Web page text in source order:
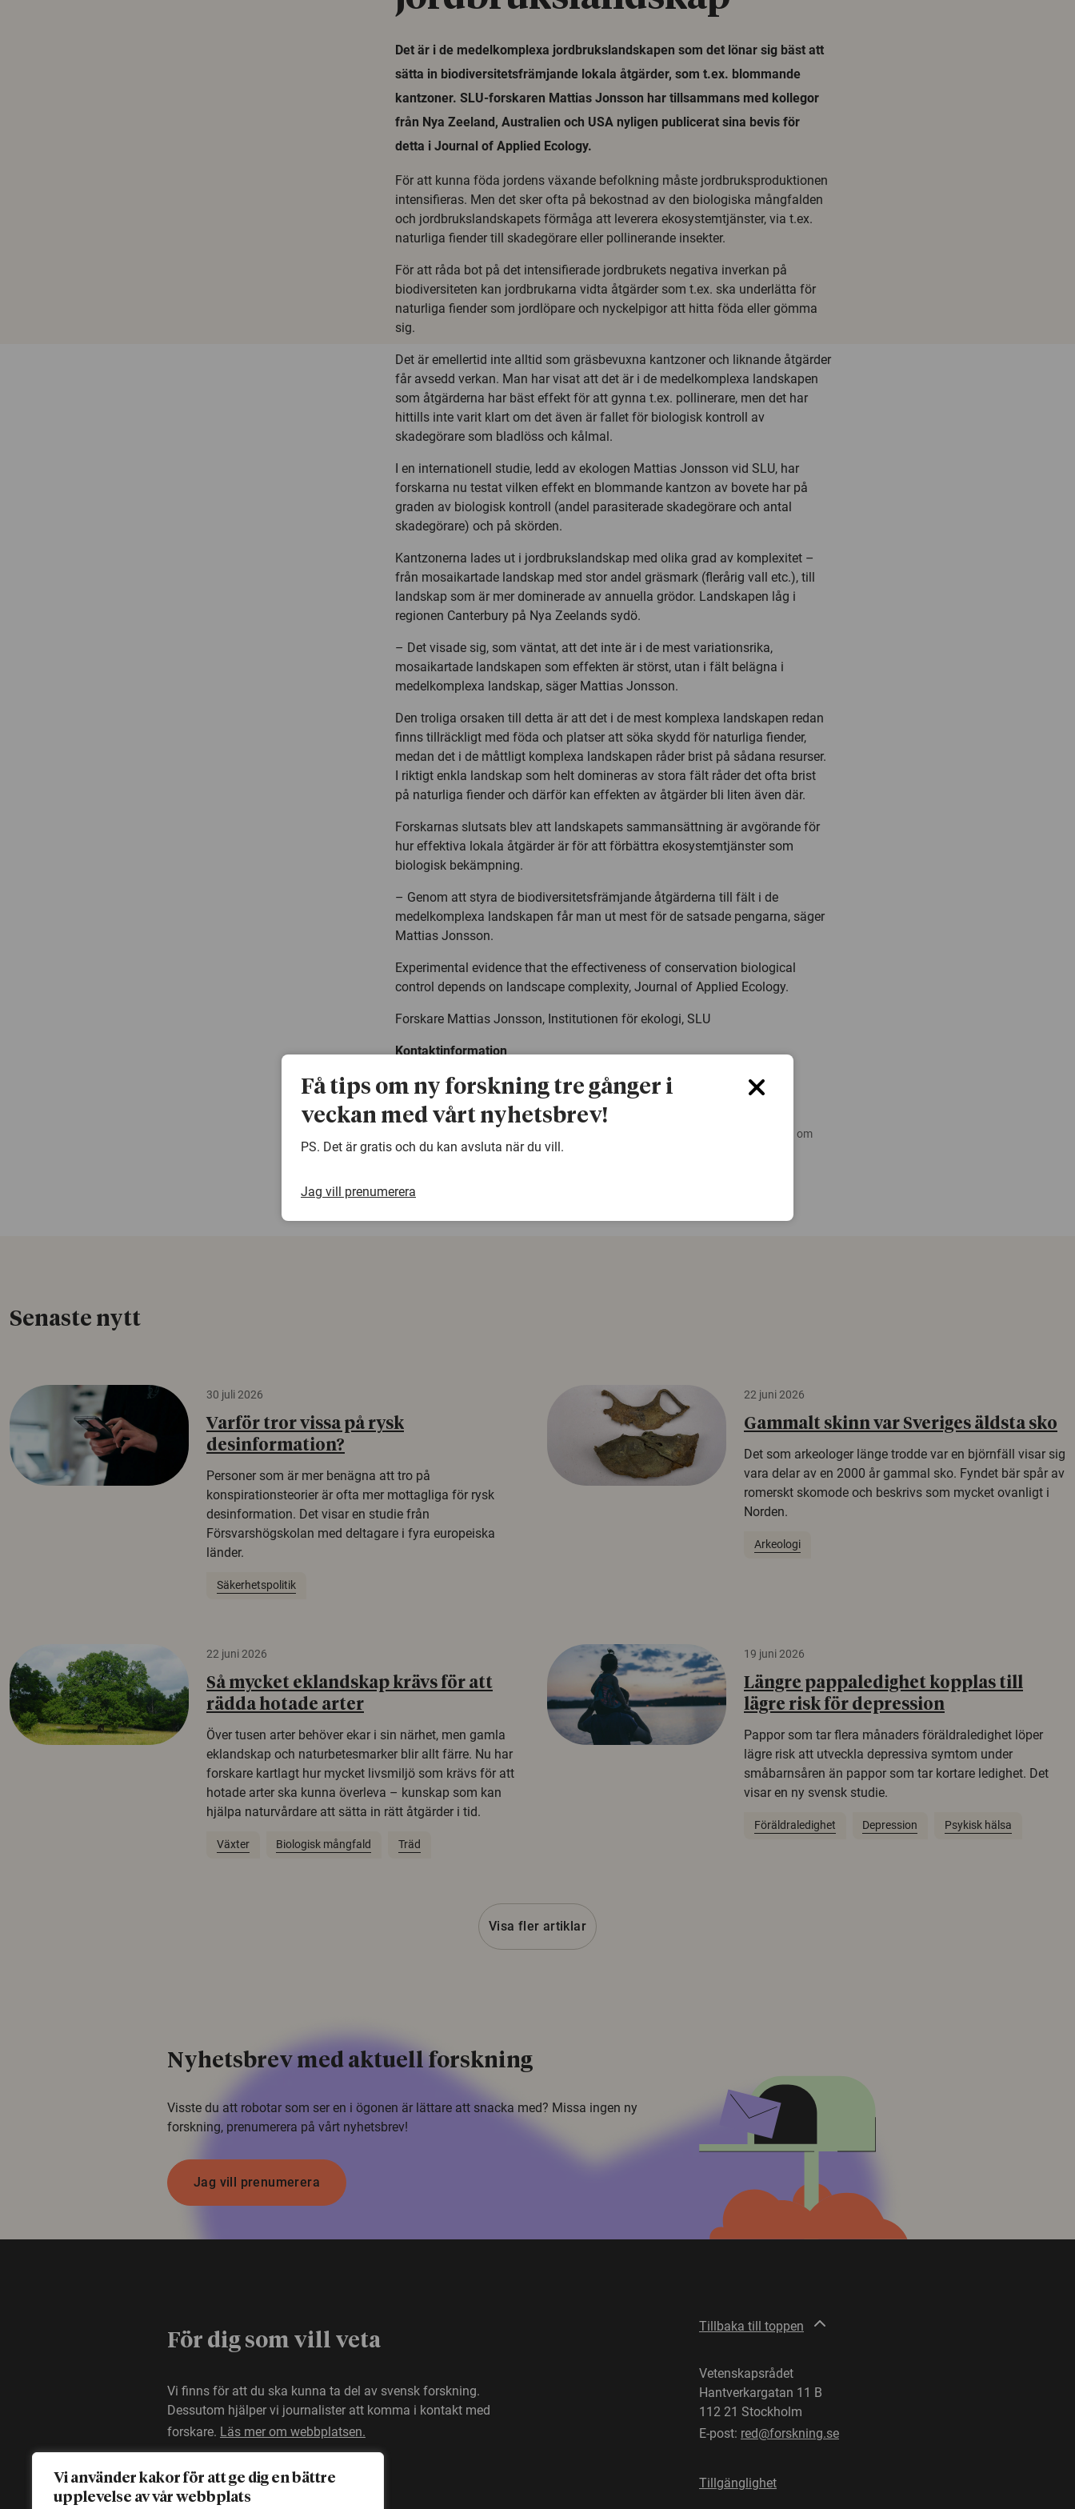
Vi använder kakor för att ge dig en bättre
upplevelse av vår webbplats
Det är i de medelkomplexa jordbrukslandskapen som det lönar sig bäst att
sätta in biodiversitetsfrämjande lokala åtgärder, som t.ex. blommande
kantzoner. SLU-forskaren Mattias Jonsson har tillsammans med kollegor
från Nya Zeeland, Australien och USA nyligen publicerat sina bevis för
detta i Journal of Applied Ecology.
För att kunna föda jordens växande befolkning måste jordbruksproduktionen
intensifieras. Men det sker ofta på bekostnad av den biologiska mångfalden
och jordbrukslandskapets förmåga att leverera ekosystemtjänster, via t.ex.
naturliga fiender till skadegörare eller pollinerande insekter.
För att råda bot på det intensifierade jordbrukets negativa inverkan på
biodiversiteten kan jordbrukarna vidta åtgärder som t.ex. ska underlätta för
naturliga fiender som jordlöpare och nyckelpigor att hitta föda eller gömma
sig.
Det är emellertid inte alltid som gräsbevuxna kantzoner och liknande åtgärder
får avsedd verkan. Man har visat att det är i de medelkomplexa landskapen
som åtgärderna har bäst effekt för att gynna t.ex. pollinerare, men det har
hittills inte varit klart om det även är fallet för biologisk kontroll av
skadegörare som bladlöss och kålmal.
I en internationell studie, ledd av ekologen Mattias Jonsson vid SLU, har
forskarna nu testat vilken effekt en blommande kantzon av bovete har på
graden av biologisk kontroll (andel parasiterade skadegörare och antal
skadegörare) och på skörden.
Kantzonerna lades ut i jordbrukslandskap med olika grad av komplexitet –
från mosaikartade landskap med stor andel gräsmark (flerårig vall etc.), till
landskap som är mer dominerade av annuella grödor. Landskapen låg i
regionen Canterbury på Nya Zeelands sydö.
– Det visade sig, som väntat, att det inte är i de mest variationsrika,
mosaikartade landskapen som effekten är störst, utan i fält belägna i
medelkomplexa landskap, säger Mattias Jonsson.
Den troliga orsaken till detta är att det i de mest komplexa landskapen redan
finns tillräckligt med föda och platser att söka skydd för naturliga fiender,
medan det i de måttligt komplexa landskapen råder brist på sådana resurser.
I riktigt enkla landskap som helt domineras av stora fält råder det ofta brist
på naturliga fiender och därför kan effekten av åtgärder bli liten även där.
Forskarnas slutsats blev att landskapets sammansättning är avgörande för
hur effektiva lokala åtgärder är för att förbättra ekosystemtjänster som
biologisk bekämpning.
– Genom att styra de biodiversitetsfrämjande åtgärderna till fält i de
medelkomplexa landskapen får man ut mest för de satsade pengarna, säger
Mattias Jonsson.
Experimental evidence that the effectiveness of conservation biological
control depends on landscape complexity, Journal of Applied Ecology.
Forskare Mattias Jonsson, Institutionen för ekologi, SLU
Kontaktinformation
warning Denna artikel är några år gammal och det kan finnas nyare forskning om
samma ämne. Använd gärna vår sökfunktion!
Senaste nytt
30 juli 2026
Varför tror vissa på rysk
desinformation?
Personer som är mer benägna att tro på
konspirationsteorier är ofta mer mottagliga för rysk
desinformation. Det visar en studie från
Försvarshögskolan med deltagare i fyra europeiska
länder.
Säkerhetspolitik
22 juni 2026
Gammalt skinn var Sveriges äldsta sko
Det som arkeologer länge trodde var en björnfäll visar sig
vara delar av en 2000 år gammal sko. Fyndet bär spår av
romerskt skomode och beskrivs som mycket ovanligt i
Norden.
Arkeologi
22 juni 2026
Så mycket eklandskap krävs för att
rädda hotade arter
Över tusen arter behöver ekar i sin närhet, men gamla
eklandskap och naturbetesmarker blir allt färre. Nu har
forskare kartlagt hur mycket livsmiljö som krävs för att
hotade arter ska kunna överleva – kunskap som kan
hjälpa naturvårdare att sätta in rätt åtgärder i tid.
Växter Biologisk mångfald Träd
19 juni 2026
Längre pappaledighet kopplas till
lägre risk för depression
Pappor som tar flera månaders föräldraledighet löper
lägre risk att utveckla depressiva symtom under
småbarnsåren än pappor som tar kortare ledighet. Det
visar en ny svensk studie.
Föräldraledighet Depression Psykisk hälsa
Visa fler artiklar
Nyhetsbrev med aktuell forskning
Visste du att robotar som ser en i ögonen är lättare att snacka med? Missa ingen ny
forskning, prenumerera på vårt nyhetsbrev!
Jag vill prenumerera
För dig som vill veta
Vi finns för att du ska kunna ta del av svensk forskning.
Dessutom hjälper vi journalister att komma i kontakt med
forskare. Läs mer om webbplatsen.
Tillbaka till toppen
Vetenskapsrådet
Hantverkargatan 11 B
112 21 Stockholm
E-post: red@forskning.se
Tillgänglighet
Få tips om ny forskning tre gånger i
veckan med vårt nyhetsbrev!
PS. Det är gratis och du kan avsluta när du vill.
Jag vill prenumerera